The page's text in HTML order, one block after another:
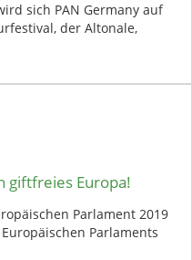
sich PAN Germany auf
der Altonale,
giftfreies Europa!
Parlament 2019
Parlaments